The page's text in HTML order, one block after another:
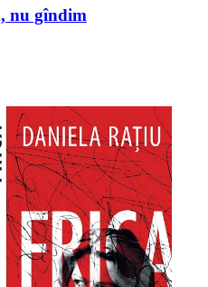
nu gîndim